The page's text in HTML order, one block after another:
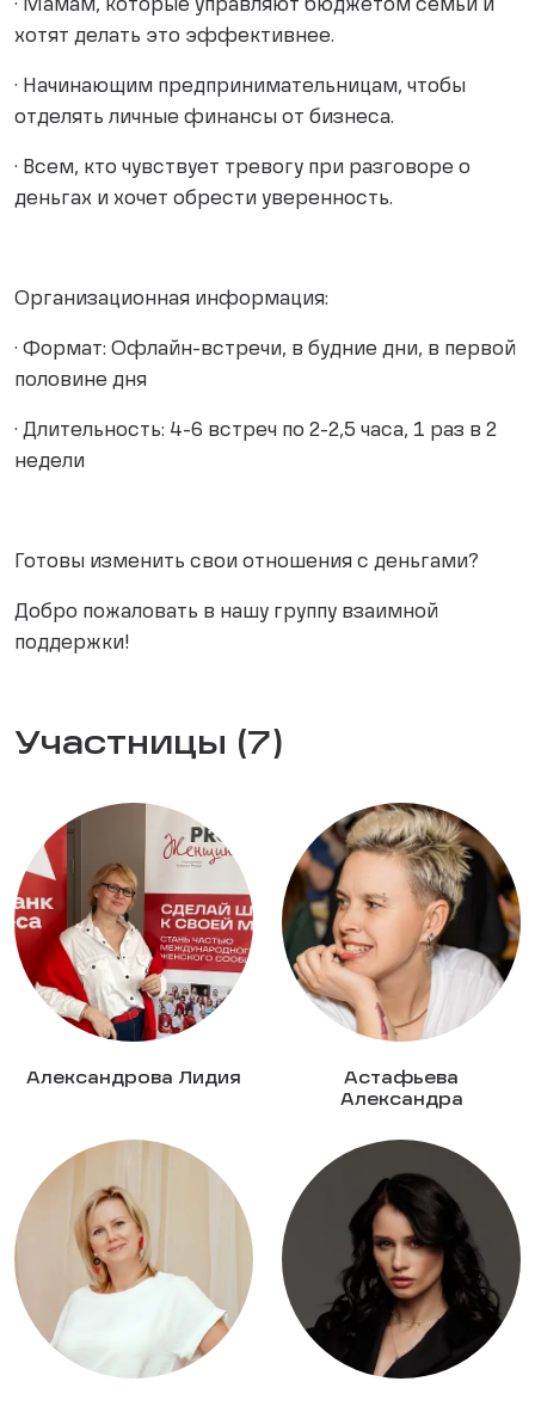
· Мамам, которые управляют бюджетом семьи и
хотят делать это эффективнее.
· Начинающим предпринимательницам, чтобы
отделять личные финансы от бизнеса.
· Всем, кто чувствует тревогу при разговоре о
деньгах и хочет обрести уверенность.
Организационная информация:
· Формат: Офлайн-встречи, в будние дни, в первой
половине дня
· Длительность: 4-6 встреч по 2-2,5 часа, 1 раз в 2
недели
Готовы изменить свои отношения с деньгами?
Добро пожаловать в нашу группу взаимной
поддержки!
Участницы (7)
Александрова Лидия
Астафьева
Александра